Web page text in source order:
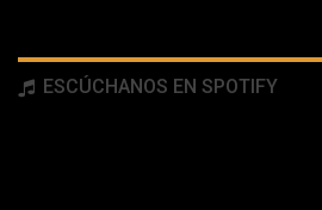
ESCÚCHANOS EN SPOTIFY